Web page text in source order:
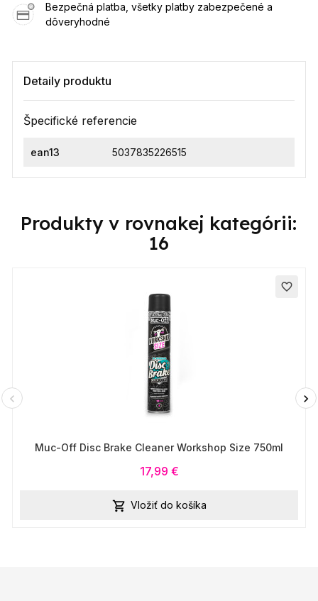
Bezpečná platba, všetky platby zabezpečené a
dôveryhodné
Detaily produktu
Špecifické referencie
ean13 5037835226515
Produkty v rovnakej kategórii:
16
favorite_border
Muc-Off Disc Brake Cleaner Workshop Size 750ml
17,99 €
 Vložiť do košíka